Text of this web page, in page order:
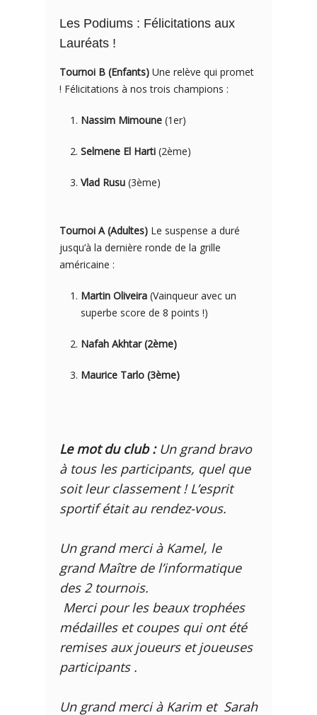
Les Podiums : Félicitations aux
Lauréats !
Tournoi B (Enfants) Une relève qui promet
! Félicitations à nos trois champions :
Nassim Mimoune (1er)
Selmene El Harti (2ème)
Vlad Rusu (3ème)
Tournoi A (Adultes) Le suspense a duré
jusqu’à la dernière ronde de la grille
américaine :
Martin Oliveira (Vainqueur avec un
superbe score de 8 points !)
Nafah Akhtar (2ème)
Maurice Tarlo (3ème)
Le mot du club :Un grand bravo
à tous les participants, quel que
soit leur classement ! L’esprit
sportif était au rendez-vous.
Un grand merci à Kamel, le
grand Maître de l’informatique
des 2 tournois.
Merci pour les beaux trophées
médailles et coupes qui ont été
remises aux joueurs et joueuses
participants .
Un grand merci à Karim et Sarah